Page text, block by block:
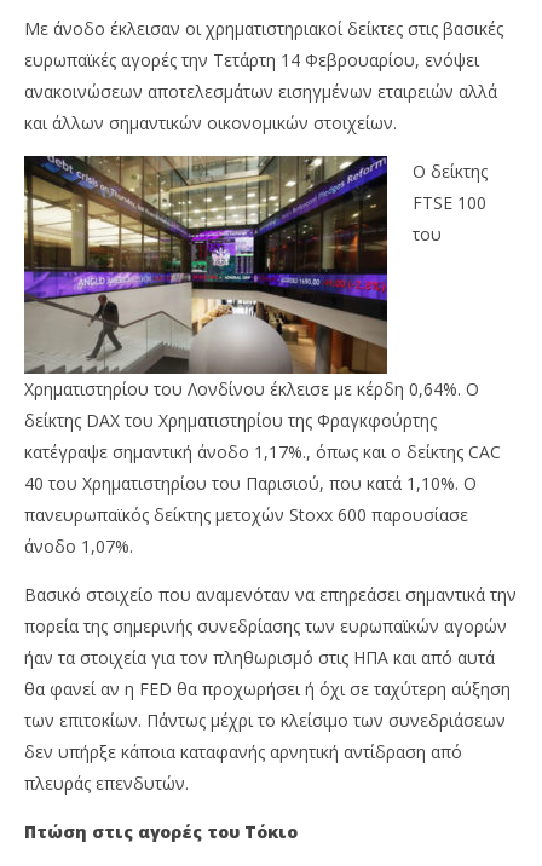
NOW VIEWING
Με άνοδο έκλεισαν οι ευρωπαϊκές αγορές –
Περαιτέρω υποχώρηση στο Τόκιο
14/02/2018
Metoxes
Online
Με άνοδο έκλεισαν οι χρηματιστηριακοί δείκτες στις βασικές
ευρωπαϊκές αγορές την Τετάρτη 14 Φεβρουαρίου, ενόψει
ανακοινώσεων αποτελεσμάτων εισηγμένων εταιρειών αλλά
και άλλων σημαντικών οικονομικών στοιχείων.
Ο δείκτης
FTSE 100
του
Χρηματιστηρίου του Λονδίνου έκλεισε με κέρδη 0,64%. Ο
δείκτης DAX του Χρηματιστηρίου της Φραγκφούρτης
κατέγραψε σημαντική άνοδο 1,17%., όπως και ο δείκτης CAC
40 του Χρηματιστηρίου του Παρισιού, που κατά 1,10%. Ο
πανευρωπαϊκός δείκτης μετοχών Stoxx 600 παρουσίασε
άνοδο 1,07%.
Βασικό στοιχείο που αναμενόταν να επηρεάσει σημαντικά την
πορεία της σημερινής συνεδρίασης των ευρωπαϊκών αγορών
ήαν τα στοιχεία για τον πληθωρισμό στις ΗΠΑ και από αυτά
θα φανεί αν η FED θα προχωρήσει ή όχι σε ταχύτερη αύξηση
των επιτοκίων. Πάντως μέχρι το κλείσιμο των συνεδριάσεων
δεν υπήρξε κάποια καταφανής αρνητική αντίδραση από
πλευράς επενδυτών.
Πτώση στις αγορές του Τόκιο